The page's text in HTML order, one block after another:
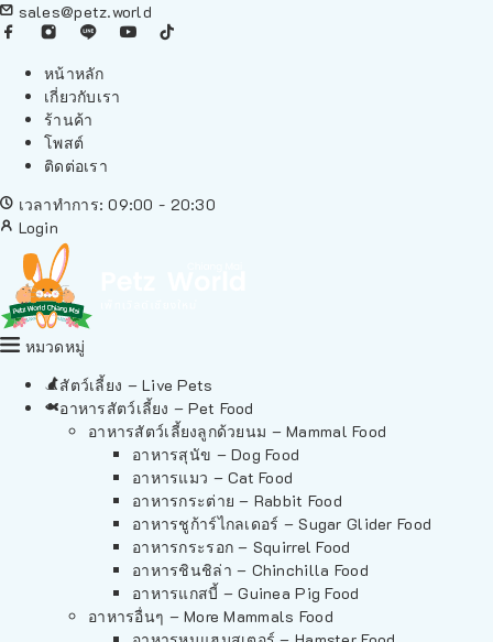
sales@petz.world
หน้าหลัก
เกี่ยวกับเรา
ร้านค้า
โพสต์
ติดต่อเรา
เวลาทำการ: 09:00 - 20:30
Login
หมวดหมู่
สัตว์เลี้ยง – Live Pets
อาหารสัตว์เลี้ยง – Pet Food
อาหารสัตว์เลี้ยงลูกด้วยนม – Mammal Food
อาหารสุนัข – Dog Food
อาหารแมว – Cat Food
อาหารกระต่าย – Rabbit Food
อาหารชูก้าร์ไกลเดอร์ – Sugar Glider Food
อาหารกระรอก – Squirrel Food
อาหารชินชิล่า – Chinchilla Food
อาหารแกสบี้ – Guinea Pig Food
อาหารอื่นๆ – More Mammals Food